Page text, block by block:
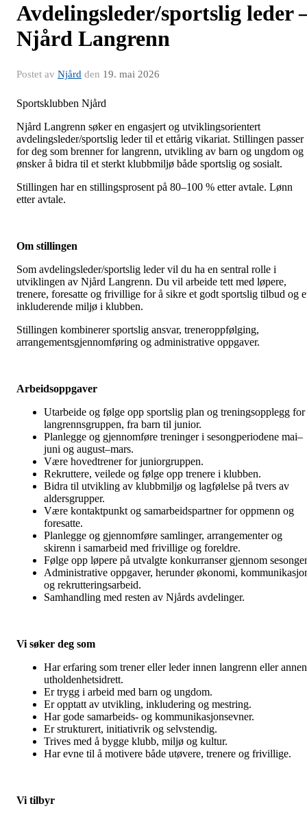
Avdelingsleder/sportslig leder
Njård Langrenn
Postet av Njård den 19. mai 2026
Sportsklubben Njård
Njård Langrenn søker en engasjert og utviklingsorientert
avdelingsleder/sportslig leder til et ettårig vikariat. Stillingen passer
for deg som brenner for langrenn, utvikling av barn og ungdom og
ønsker å bidra til et sterkt klubbmiljø både sportslig og sosialt.
Stillingen har en stillingsprosent på 80–100 % etter avtale. Lønn
etter avtale.
Om stillingen
Som avdelingsleder/sportslig leder vil du ha en sentral rolle i
utviklingen av Njård Langrenn. Du vil arbeide tett med løpere,
trenere, foresatte og frivillige for å sikre et godt sportslig tilbud og
inkluderende miljø i klubben.
Stillingen kombinerer sportslig ansvar, treneroppfølging,
arrangementsgjennomføring og administrative oppgaver.
Arbeidsoppgaver
Utarbeide og følge opp sportslig plan og treningsopplegg for
langrennsgruppen, fra barn til junior.
Planlegge og gjennomføre treninger i sesongperiodene mai–
juni og august–mars.
Være hovedtrener for juniorgruppen.
Rekruttere, veilede og følge opp trenere i klubben.
Bidra til utvikling av klubbmiljø og lagfølelse på tvers av
aldersgrupper.
Være kontaktpunkt og samarbeidspartner for oppmenn og
foresatte.
Planlegge og gjennomføre samlinger, arrangementer og
skirenn i samarbeid med frivillige og foreldre.
Følge opp løpere på utvalgte konkurranser gjennom
Administrative oppgaver, herunder økonomi,
og rekrutteringsarbeid.
Samhandling med resten av Njårds avdelinger.
Vi søker deg som
Har erfaring som trener eller leder innen langrenn eller annen
utholdenhetsidrett.
Er trygg i arbeid med barn og ungdom.
Er opptatt av utvikling, inkludering og mestring.
Har gode samarbeids- og kommunikasjonsevner.
Er strukturert, initiativrik og selvstendig.
Trives med å bygge klubb, miljø og kultur.
Har evne til å motivere både utøvere, trenere og frivillige.
Vi tilbyr